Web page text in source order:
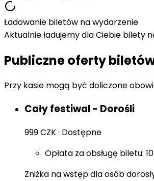
Ładowanie biletów na wydarzenie
Aktualnie ładujemy dla Ciebie bilety
Publiczne oferty
Przy kasie mogą być doliczone
Cały festiwal - Dorośli
999 CZK· Dostępne
Opłata za obsługę biletu:
Zniżka na wstęp dla osób